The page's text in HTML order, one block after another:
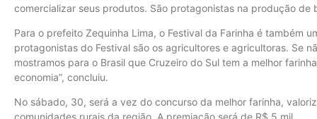
comercializar seus produtos. São protagonistas na produção de
Para o prefeito Zequinha Lima, o Festival da Farinha é também
protagonistas do Festival são os agricultores e agricultoras. Se
mostramos para o Brasil que Cruzeiro do Sul tem a melhor
economia”, concluiu.
No sábado, 30, será a vez do concurso da melhor farinha,